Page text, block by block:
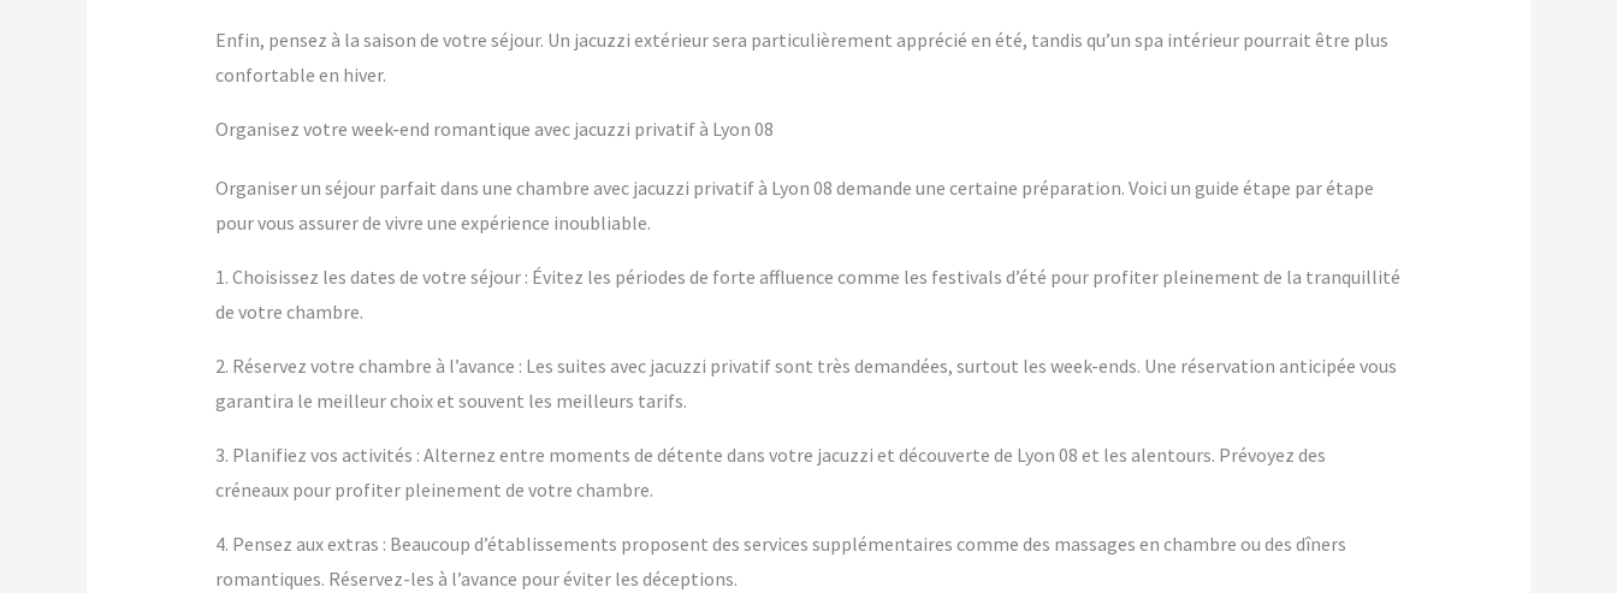
Enfin, pensez à la saison de votre séjour. Un jacuzzi extérieur sera particulièrement apprécié en été, tandis qu’un spa intérieur pourrait être plus
confortable en hiver.
Organisez votre week-end romantique avec jacuzzi privatif à Lyon 08
Organiser un séjour parfait dans une chambre avec jacuzzi privatif à Lyon 08 demande une certaine préparation. Voici un guide étape par étape
pour vous assurer de vivre une expérience inoubliable.
1. Choisissez les dates de votre séjour : Évitez les périodes de forte affluence comme les festivals d’été pour profiter pleinement de la tranquillité
de votre chambre.
2. Réservez votre chambre à l’avance : Les suites avec jacuzzi privatif sont très demandées, surtout les week-ends. Une réservation anticipée vous
garantira le meilleur choix et souvent les meilleurs tarifs.
3. Planifiez vos activités : Alternez entre moments de détente dans votre jacuzzi et découverte de Lyon 08 et les alentours. Prévoyez des
créneaux pour profiter pleinement de votre chambre.
4. Pensez aux extras : Beaucoup d’établissements proposent des services supplémentaires comme des massages en chambre ou des dîners
romantiques. Réservez-les à l’avance pour éviter les déceptions.